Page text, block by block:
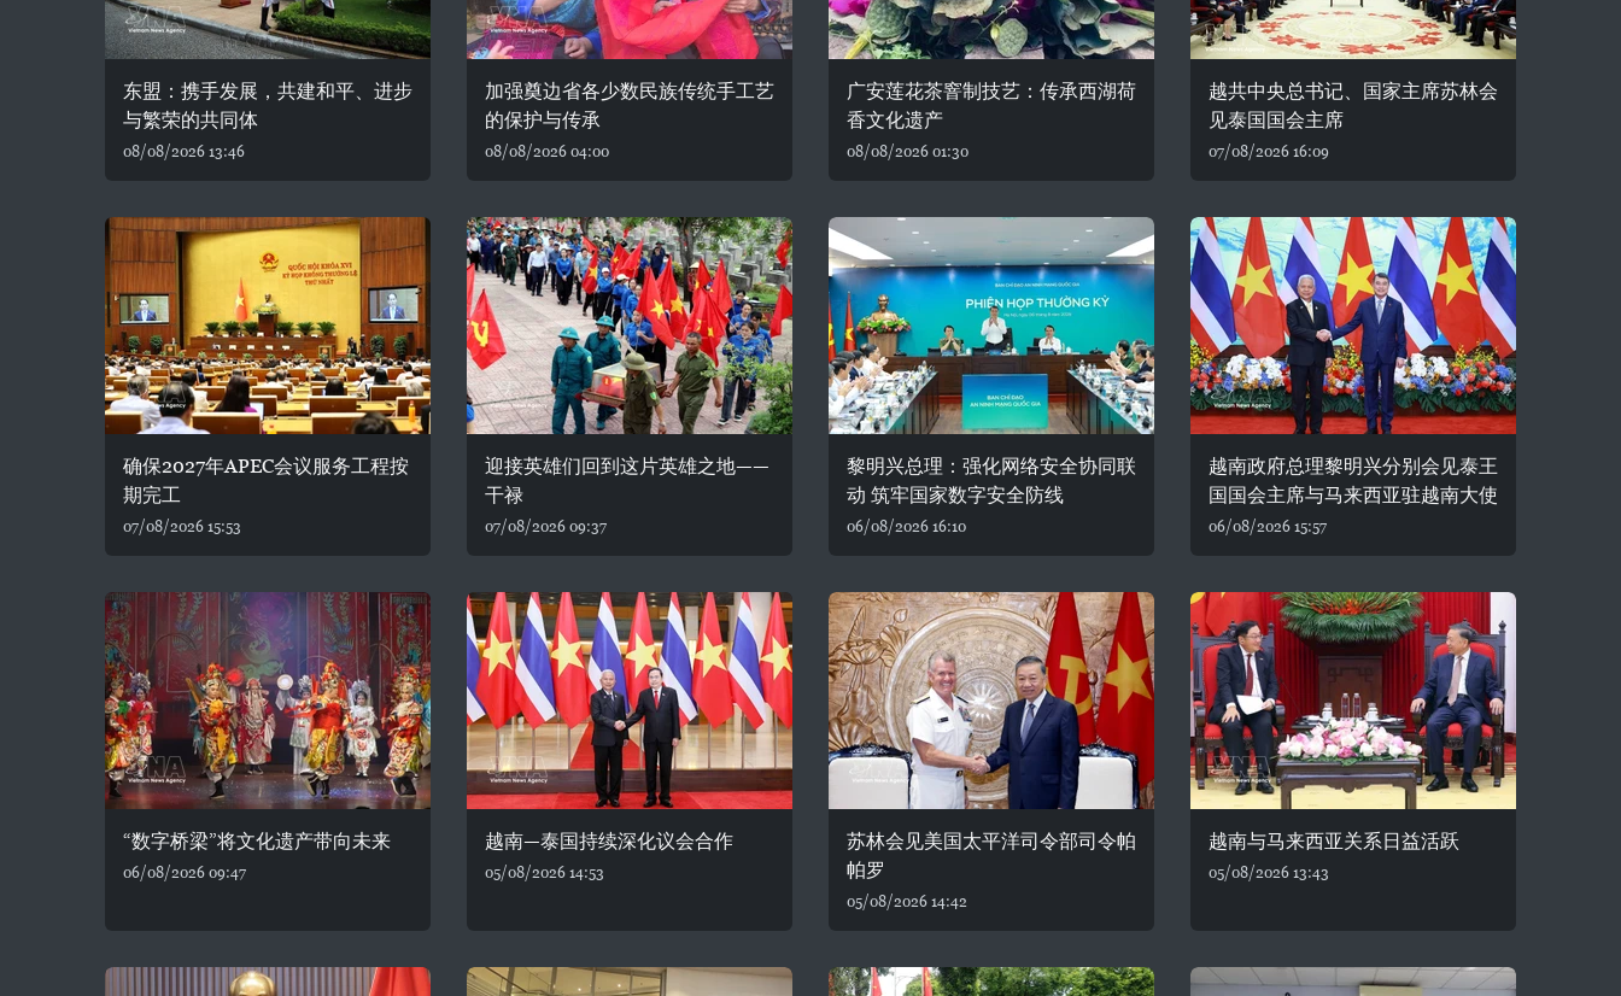
东盟：携手发展，共建和平、进步
与繁荣的共同体
08/08/2026 13:46
加强奠边省各少数民族传统手工艺
的保护与传承
08/08/2026 04:00
广安莲花茶窨制技艺：传承西湖荷
香文化遗产
08/08/2026 01:30
越共中央总书记、国家主席苏林会
见泰国国会主席
07/08/2026 16:09
确保2027年APEC会议服务工程按
期完工
07/08/2026 15:53
迎接英雄们回到这片英雄之地——
干禄
07/08/2026 09:37
黎明兴总理：强化网络安全协同联
动 筑牢国家数字安全防线
06/08/2026 16:10
越南政府总理黎明兴分别会见泰王
国国会主席与马来西亚驻越南大使
06/08/2026 15:57
“数字桥梁”将文化遗产带向未来
06/08/2026 09:47
越南—泰国持续深化议会合作
05/08/2026 14:53
苏林会见美国太平洋司令部司令帕
帕罗
05/08/2026 14:42
越南与马来西亚关系日益活跃
05/08/2026 13:43